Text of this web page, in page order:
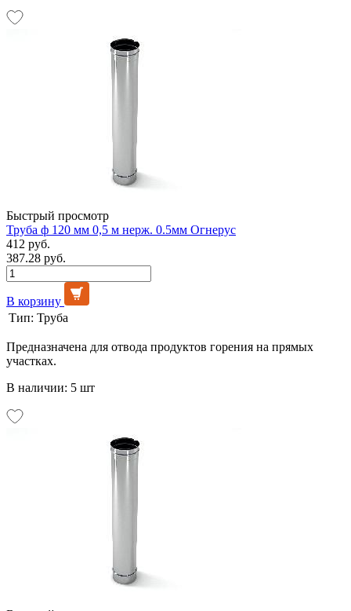
Быстрый просмотр
Труба ф 120 мм 0,5 м нерж. 0.5мм Огнерус
412 руб.
387.28 руб.
В корзину
Тип: Труба
Предназначена для отвода продуктов горения на прямых
участках.
В наличии: 5 шт